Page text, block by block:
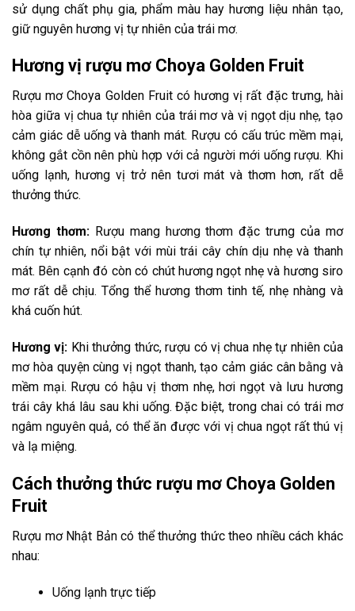
sử dụng chất phụ gia, phẩm màu hay hương liệu nhân tạo,
giữ nguyên hương vị tự nhiên của trái mơ.
Hương vị rượu mơ Choya Golden Fruit
Rượu mơ Choya Golden Fruit có hương vị rất đặc trưng, hài
hòa giữa vị chua tự nhiên của trái mơ và vị ngọt dịu nhẹ, tạo
cảm giác dễ uống và thanh mát. Rượu có cấu trúc mềm mại,
không gắt cồn nên phù hợp với cả người mới uống rượu. Khi
uống lạnh, hương vị trở nên tươi mát và thơm hơn, rất dễ
thưởng thức.
Hương thơm:Rượu mang hương thơm đặc trưng của mơ
chín tự nhiên, nổi bật với mùi trái cây chín dịu nhẹ và thanh
mát. Bên cạnh đó còn có chút hương ngọt nhẹ và hương siro
mơ rất dễ chịu. Tổng thể hương thơm tinh tế, nhẹ nhàng và
khá cuốn hút.
Hương vị: Khi thưởng thức, rượu có vị chua nhẹ tự nhiên của
mơ hòa quyện cùng vị ngọt thanh, tạo cảm giác cân bằng và
mềm mại. Rượu có hậu vị thơm nhẹ, hơi ngọt và lưu hương
trái cây khá lâu sau khi uống. Đặc biệt, trong chai có trái mơ
ngâm nguyên quả, có thể ăn được với vị chua ngọt rất thú vị
và lạ miệng.
Cách thưởng thức rượu mơ Choya Golden
Fruit
Rượu mơ Nhật Bản có thể thưởng thức theo nhiều cách khác
nhau:
Uống lạnh trực tiếp